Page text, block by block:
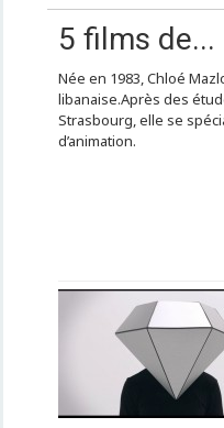
5 films
Née en 1983, Chloé
libanaise.Après des
Strasbourg, elle se
d’animation.